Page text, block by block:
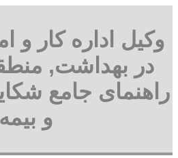
وکیل اداره کار و
در بهداشت,
راهنمای جامع
و بیمه